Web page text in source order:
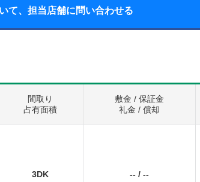
て、担当店舗に問い合わせる
間取り
占有面積
敷金 / 保証金
礼金 / 償却
3DK
-- / --